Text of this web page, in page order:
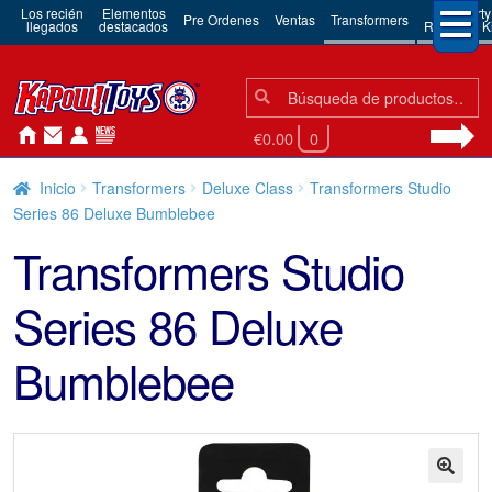
Los recién
llegados
Elementos
destacados Pre Ordenes Ventas Transformers 3rd Party
Robots &
Búsqueda:
Búsqueda
€0.00 0
Inicio Transformers Deluxe Class
Transformers Studio
Series 86 Deluxe Bumblebee
Transformers Studio
Series 86 Deluxe
Bumblebee